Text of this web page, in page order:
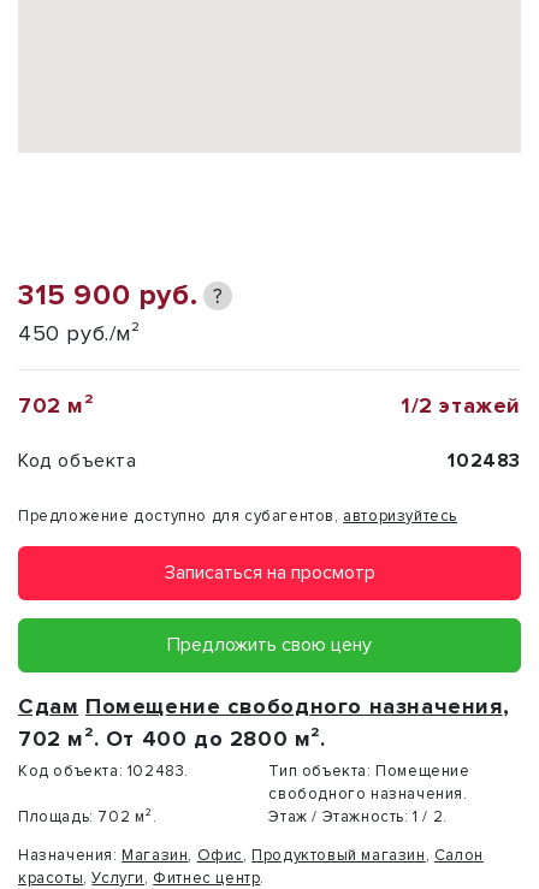
315 900 руб. ?
450 руб./м²
702 м² 1/2 этажей
Код объекта 102483
Предложение доступно для субагентов, авторизуйтесь
Записаться на просмотр
Предложить свою цену
Сдам Помещение свободного назначения,
702 м². От 400 до 2800 м².
Код объекта: 102483. Тип объекта: Помещение
свободного назначения.
Площадь: 702 м². Этаж / Этажность: 1 / 2.
Назначения: Магазин, Офис, Продуктовый магазин, Салон
красоты,Услуги, Фитнес центр.